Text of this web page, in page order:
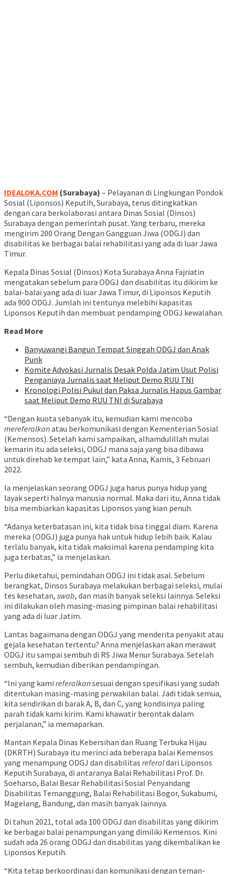
IDEALOKA.COM (Surabaya) – Pelayanan di Lingkungan Pondok
Sosial (Liponsos) Keputih, Surabaya, terus ditingkatkan
dengan cara berkolaborasi antara Dinas Sosial (Dinsos)
Surabaya dengan pemerintah pusat. Yang terbaru, mereka
mengirim 200 Orang Dengan Gangguan Jiwa (ODGJ) dan
disabilitas ke berbagai balai rehabilitasi yang ada di luar Jawa
Timur.
Kepala Dinas Sosial (Dinsos) Kota Surabaya Anna Fajriatin
mengatakan sebelum para ODGJ dan disabilitas itu dikirim ke
balai-balai yang ada di luar Jawa Timur, di Liponsos Keputih
ada 900 ODGJ. Jumlah ini tentunya melebihi kapasitas
Liponsos Keputih dan membuat pendamping ODGJ kewalahan.
Read More
Banyuwangi Bangun Tempat Singgah ODGJ dan Anak
Punk
Komite Advokasi Jurnalis Desak Polda Jatim Usut Polisi
Penganiaya Jurnalis saat Meliput Demo RUU TNI
Kronologi Polisi Pukul dan Paksa Jurnalis Hapus Gambar
saat Meliput Demo RUU TNI di Surabaya
“Dengan kuota sebanyak itu, kemudian kami mencoba
mereferalkanatau berkomunikasi dengan Kementerian Sosial
(Kemensos). Setelah kami sampaikan, alhamdulillah mulai
kemarin itu ada seleksi, ODGJ mana saja yang bisa dibawa
untuk direhab ke tempat lain,” kata Anna, Kamis, 3 Februari
2022.
Ia menjelaskan seorang ODGJ juga harus punya hidup yang
layak seperti halnya manusia normal. Maka dari itu, Anna tidak
bisa membiarkan kapasitas Liponsos yang kian penuh.
“Adanya keterbatasan ini, kita tidak bisa tinggal diam. Karena
mereka (ODGJ) juga punya hak untuk hidup lebih baik. Kalau
terlalu banyak, kita tidak maksimal karena pendamping kita
juga terbatas,” ia menjelaskan.
Perlu diketahui, pemindahan ODGJ ini tidak asal. Sebelum
berangkat, Dinsos Surabaya melakukan berbagai seleksi, mulai
tes kesehatan, swab, dan masih banyak seleksi lainnya. Seleksi
ini dilakukan oleh masing-masing pimpinan balai rehabilitasi
yang ada di luar Jatim.
Lantas bagaimana dengan ODGJ yang menderita penyakit atau
gejala kesehatan tertentu? Anna menjelaskan akan merawat
ODGJ itu sampai sembuh di RS Jiwa Menur Surabaya. Setelah
sembuh, kemudian diberikan pendampingan.
“Ini yang kami referalkansesuai dengan spesifikasi yang sudah
ditentukan masing-masing perwakilan balai. Jadi tidak semua,
kita sendirikan di barak A, B, dan C, yang kondisinya paling
parah tidak kami kirim. Kami khawatir berontak dalam
perjalanan,” ia memaparkan.
Mantan Kepala Dinas Kebersihan dan Ruang Terbuka Hijau
(DKRTH) Surabaya itu merinci ada beberapa balai Kemensos
yang menampung ODGJ dan disabilitas referaldari Liponsos
Keputih Surabaya, di antaranya Balai Rehabilitasi Prof. Dr.
Soeharso, Balai Besar Rehabilitasi Sosial Penyandang
Disabilitas Temanggung, Balai Rehabilitasi Bogor, Sukabumi,
Magelang, Bandung, dan masih banyak lainnya.
Di tahun 2021, total ada 100 ODGJ dan disabilitas yang dikirim
ke berbagai balai penampungan yang dimiliki Kemensos. Kini
sudah ada 26 orang ODGJ dan disabilitas yang dikembalikan ke
Liponsos Keputih.
“Kita tetap berkoordinasi dan komunikasi dengan teman-